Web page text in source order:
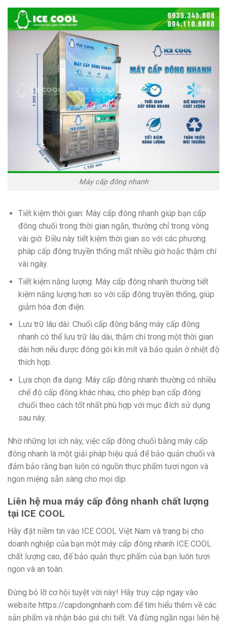
Máy cấp đông nhanh
Tiết kiệm thời gian: Máy cấp đông nhanh giúp bạn cấp
đông chuối trong thời gian ngắn, thường chỉ trong vòng
vài giờ. Điều này tiết kiệm thời gian so với các phương
pháp cấp đông truyền thống mất nhiều giờ hoặc thậm chí
vài ngày.
Tiết kiệm năng lượng: Máy cấp đông nhanh thường tiết
kiệm năng lượng hơn so với cấp đông truyền thống, giúp
giảm hóa đơn điện.
Lưu trữ lâu dài: Chuối cấp đông bằng máy cấp đông
nhanh có thể lưu trữ lâu dài, thậm chí trong một thời gian
dài hơn nếu được đóng gói kín mít và bảo quản ở nhiệt độ
thích hợp.
Lựa chọn đa dạng: Máy cấp đông nhanh thường có nhiều
chế độ cấp đông khác nhau, cho phép bạn cấp đông
chuối theo cách tốt nhất phù hợp với mục đích sử dụng
sau này.
Nhờ những lợi ích này, việc cấp đông chuối bằng máy cấp
đông nhanh là một giải pháp hiệu quả để bảo quản chuối và
đảm bảo rằng bạn luôn có nguồn thực phẩm tươi ngon và
ngon miệng sẵn sàng cho mọi dịp.
Liên hệ mua máy cấp đông nhanh chất lượng
tại ICE COOL
Hãy đặt niềm tin vào ICE COOL Việt Nam và trang bị cho
doanh nghiệp của bạn một máy cấp đông nhanh ICE COOL
chất lượng cao, để bảo quản thực phẩm của bạn luôn tươi
ngon và an toàn.
Đừng bỏ lỡ cơ hội tuyệt vời này! Hãy truy cập ngay vào
website https://capdongnhanh.com để tìm hiểu thêm về các
sản phẩm và nhận báo giá chi tiết. Và đừng ngần ngại liên hệ